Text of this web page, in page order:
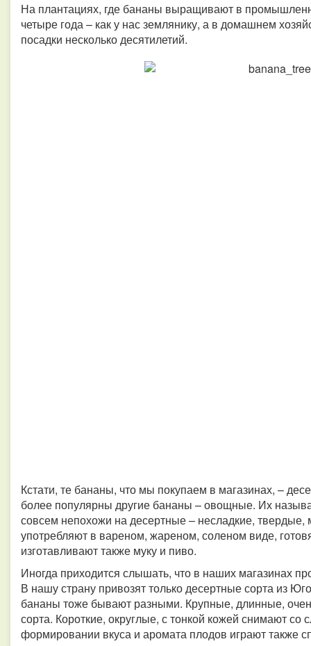
На плантациях, где бананы выращивают в
четыре года – как у нас землянику, а в домашнем
посадки несколько десятилетий.
Кстати, те бананы, что мы покупаем в магазинах, –
более популярны другие бананы – овощные. Их
совсем непохожи на десертные – несладкие,
употребляют в вареном, жареном, соленом виде,
изготавливают также муку и пиво.
Иногда приходится слышать, что в наших магазинах
В нашу страну привозят только десертные сорта из
бананы тоже бывают разными. Крупные, длинные,
сорта. Короткие, округлые, с тонкой кожей снимают со
формировании вкуса и аромата плодов играют также